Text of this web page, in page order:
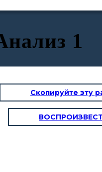
1
Скопируйте эту